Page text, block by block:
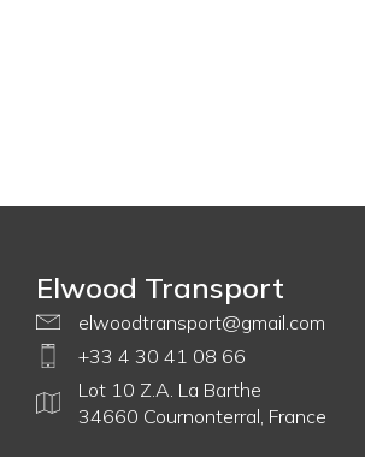
Elwood Transport
elwoodtransport@gmail.com
+33 4 30 41 08 66
Lot 10 Z.A. La Barthe
34660 Cournonterral, France